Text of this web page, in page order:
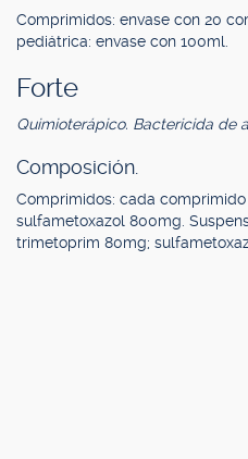
Comprimidos: envase con 20
pediátrica: envase con 100ml.
Forte
Quimioterápico. Bactericida de
Composición.
Comprimidos: cada
sulfametoxazol 800mg.
trimetoprim 80mg;